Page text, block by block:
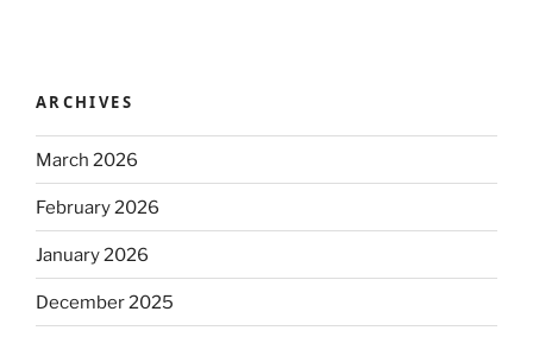
ARCHIVES
March 2026
February 2026
January 2026
December 2025